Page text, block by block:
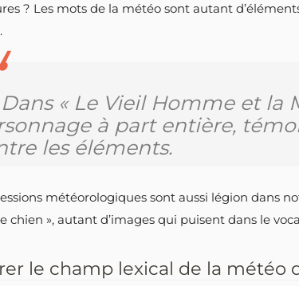
? Les mots de la météo sont autant
Dans « Le Vieil Homme et
à part entière,
les éléments.
météorologiques sont aussi légion dans
chien », autant d’images qui puisent dans le
le champ lexical de la météo